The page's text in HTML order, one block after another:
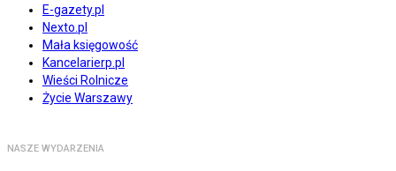
E-gazety.pl
Nexto.pl
Mała księgowość
Kancelarierp.pl
Wieści Rolnicze
Życie Warszawy
NASZE WYDARZENIA